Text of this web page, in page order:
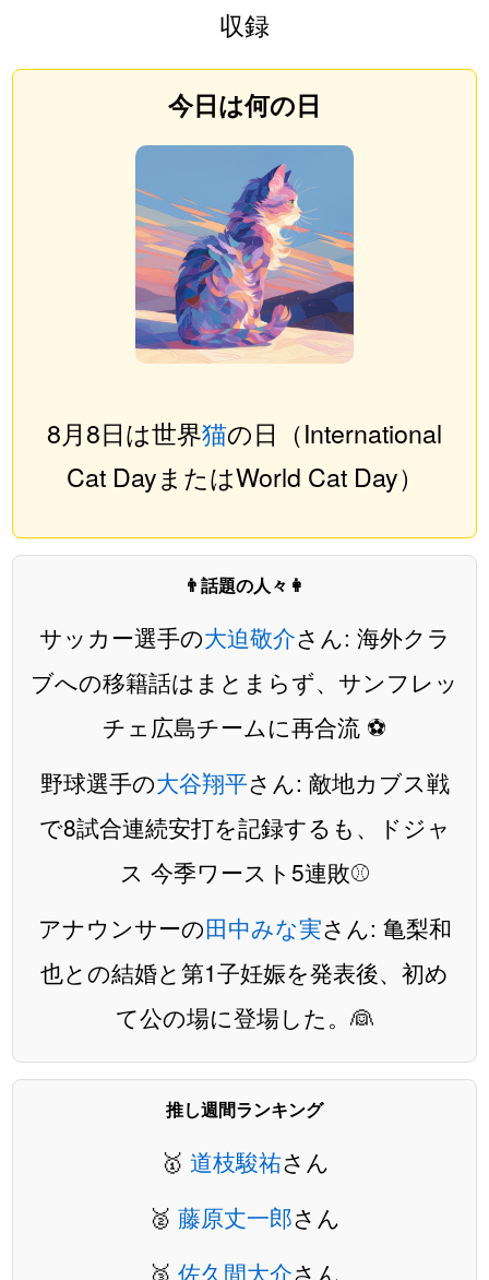
収録
今日は何の日
8月8日は世界猫の日（International
Cat DayまたはWorld Cat Day）
👨話題の人々👩
サッカー選手の大迫敬介さん: 海外クラ
ブへの移籍話はまとまらず、サンフレッ
チェ広島チームに再合流 ⚽️
野球選手の大谷翔平さん: 敵地カブス戦
で8試合連続安打を記録するも、ドジャ
ス 今季ワースト5連敗⚾️
アナウンサーの田中みな実さん: 亀梨和
也との結婚と第1子妊娠を発表後、初め
て公の場に登場した。👰
推し週間ランキング
🥇 道枝駿祐さん
🥈 藤原丈一郎さん
🥉 佐久間大介さん